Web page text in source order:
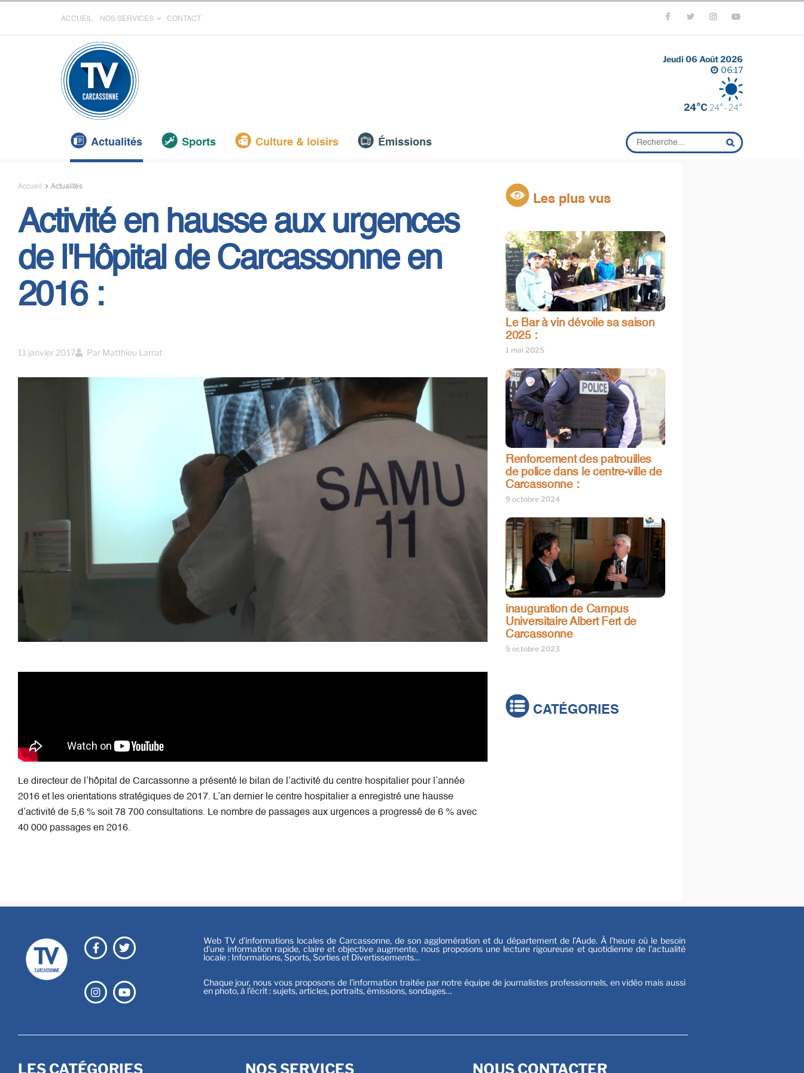
ACCUEIL NOS SERVICES CONTACT
Jeudi 06 Août 2026
06:17
24°C 24°- 24°
Actualités Sports Culture & loisirs Émissions
Accueil Actualités
Activité en hausse aux urgences
de l'Hôpital de Carcassonne en
2016 :
11 janvier 2017 Par Matthieu Larrat
Le directeur de l’hôpital de Carcassonne a présenté le bilan de l’activité du centre hospitalier pour l’année
2016 et les orientations stratégiques de 2017. L’an dernier le centre hospitalier a enregistré une hausse
d’activité de 5,6 % soit 78 700 consultations. Le nombre de passages aux urgences a progressé de 6 % avec
40 000 passages en 2016.
Les plus vus
Le Bar à vin dévoile sa saison
2025 :
1 mai 2025
Renforcement des patrouilles
de police dans le centre-ville de
Carcassonne :
9 octobre 2024
inauguration de Campus
Universitaire Albert Fert de
Carcassonne
5 octobre 2023
CATÉGORIES
Web TV d’informations locales de Carcassonne, de son agglomération et du département de l’Aude. À l’heure où le besoin
d’une information rapide, claire et objective augmente, nous proposons une lecture rigoureuse et quotidienne de l’actualité
locale : Informations, Sports, Sorties et Divertissements…
Chaque jour, nous vous proposons de l’information traitée par notre équipe de journalistes professionnels, en vidéo mais aussi
en photo, à l’écrit : sujets, articles, portraits, émissions, sondages…
LES CATÉGORIES NOS SERVICES NOUS CONTACTER